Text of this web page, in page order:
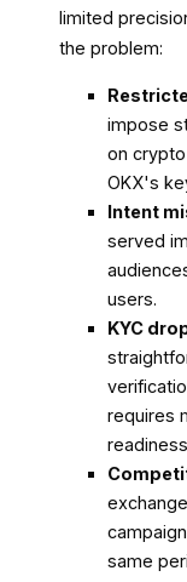
limited
the problem:
impose
on
OKX's
Intent
served
users.
KYC
requires
same